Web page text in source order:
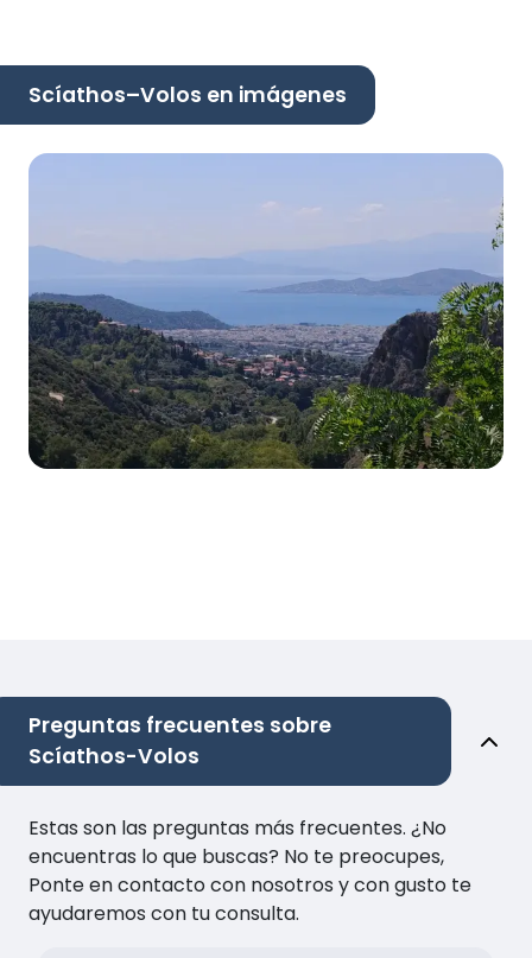
Scíathos–Volos en imágenes
Preguntas frecuentes sobre
Scíathos-Volos
Estas son las preguntas más frecuentes. ¿No
encuentras lo que buscas? No te preocupes,
Ponte en contacto con nosotros y con gusto te
ayudaremos con tu consulta.